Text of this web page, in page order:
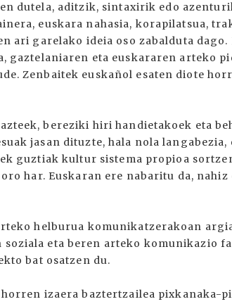
dutela, aditzik, sintaxirik edo
euskara nahasia, korapilatsua,
ari garelako ideia oso zabalduta
gaztelaniaren eta euskararen arteko
Zenbaitek euskañol esaten diote
bereziki hiri handietakoek eta
jasan dituzte, hala nola
guztiak kultur sistema propioa
har. Euskaran ere nabaritu da,
helburua komunikatzerakoan
soziala eta beren arteko komunikazio
bat osatzen du.
izaera baztertzailea pixkanaka-